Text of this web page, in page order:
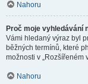
Nahoru
Proč moje vyhledávání
Vámi hledaný výraz byl
běžných termínů, které
možnosti v „Rozšířeném
Nahoru